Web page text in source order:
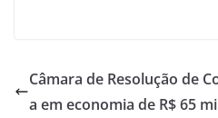
Câmara de Resolução de
a em economia de R$ 65